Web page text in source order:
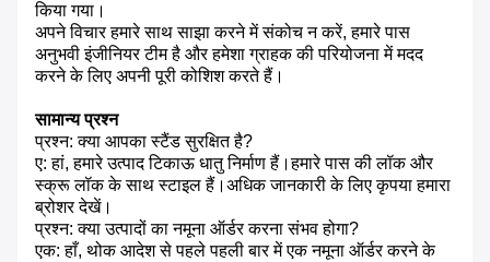
किया गया।
अपने विचार हमारे साथ साझा करने में संकोच न करें, हमारे पास
अनुभवी इंजीनियर टीम है और हमेशा ग्राहक की परियोजना में मदद
करने के लिए अपनी पूरी कोशिश करते हैं।
सामान्य प्रश्न
प्रश्न: क्या आपका स्टैंड सुरक्षित है?
ए: हां, हमारे उत्पाद टिकाऊ धातु निर्माण हैं।हमारे पास की लॉक और
स्क्रू लॉक के साथ स्टाइल हैं।अधिक जानकारी के लिए कृपया हमारा
ब्रोशर देखें।
प्रश्न: क्या उत्पादों का नमूना ऑर्डर करना संभव होगा?
एक: हाँ, थोक आदेश से पहले पहली बार में एक नमूना ऑर्डर करने के